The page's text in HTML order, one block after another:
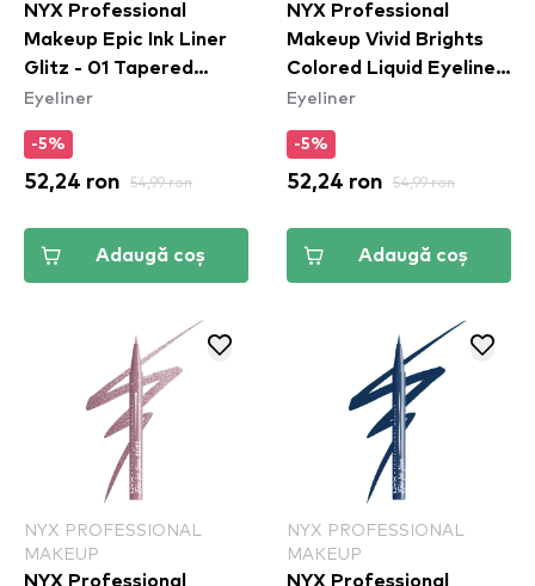
NYX Professional
Makeup Epic Ink Liner
Glitz - 01 Tapered
Twinkle
Eyeliner
-5%
52,24 ron 54,99 ron
Adaugă coș
NYX Professional
Makeup Vivid Brights
Colored Liquid Eyeliner
- Blue Thang (VBLL06)
Eyeliner
-5%
52,24 ron 54,99 ron
Adaugă coș
NYX PROFESSIONAL
MAKEUP
NYX Professional
NYX PROFESSIONAL
MAKEUP
NYX Professional